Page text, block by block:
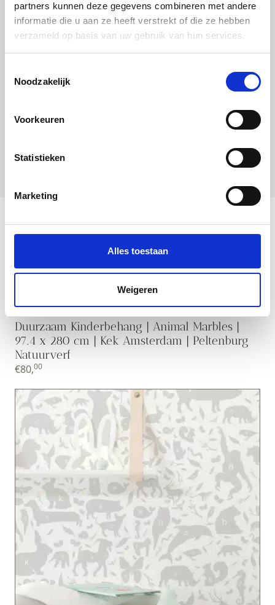
partners kunnen deze gegevens combineren met andere
informatie die u aan ze heeft verstrekt of die ze hebben
verzameld op basis van uw gebruik van hun services.
Noodzakelijk
Voorkeuren
Statistieken
Marketing
Alles toestaan
Weigeren
Uitgelichte producten
Duurzaam Kinderbehang | Animal Marbles |
97.4 x 280 cm | Kek Amsterdam | Peltenburg
Natuurverf
€80,00